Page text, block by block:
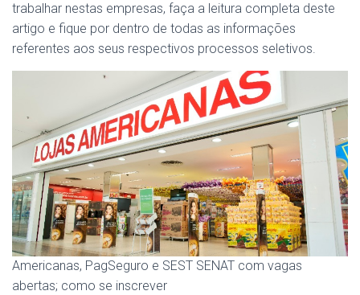
trabalhar nestas empresas, faça a leitura completa deste
artigo e fique por dentro de todas as informações
referentes aos seus respectivos processos seletivos.
Americanas, PagSeguro e SEST SENAT com vagas
abertas; como se inscrever